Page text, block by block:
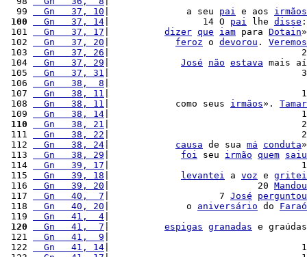
  99
  Gn   37, 10
|              a seu pai e aos irmãos
100
  Gn   37, 14
|                 14 O pai lhe disse
101
  Gn   37, 17
dizer que iam para Dotain
102
  Gn   37, 20
feroz o devorou . Veremos
103
  Gn   37, 26
|
104
  Gn   37, 29
José não estava mais
105
  Gn   37, 31
|
106
  Gn   38,  8
107
  Gn   38, 11
|
108
  Gn   38, 11
|            como seus irmãos». Tamar
109
  Gn   38, 14
|
110
  Gn   38, 21
|
111
  Gn   38, 22
|
112
  Gn   38, 24
causa de sua má conduta
113
  Gn   38, 29
foi seu irmão quem saiu
114
  Gn   39, 17
|
115
  Gn   39, 18
levantei a voz e gritei
116
  Gn   39, 20
|                           20 Mandou
117
  Gn   40,  7
|                    7 José
perguntou
118
  Gn   40, 20
|              o aniversário do Faraó
119
  Gn   41,  4
120
  Gn   41,  7
espigas granadas e
121
  Gn   41,  9
122
  Gn   41, 14
|